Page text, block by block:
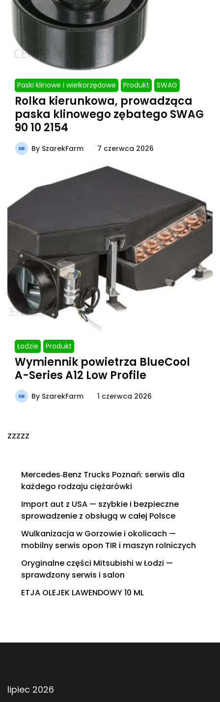
Paski klinowe i wielkorzędowe Produkt SWAG
Rolka kierunkowa, prowadząca
paska klinowego zębatego SWAG
90 10 2154
By SzarekFarm 7 czerwca 2026
Łodzie Produkt
Wymiennik powietrza BlueCool
A-Series A12 Low Profile
By SzarekFarm 1 czerwca 2026
zzzzz
Mercedes‑Benz Trucks Poznań: serwis dla
każdego rodzaju ciężarówki
Import aut z USA — szybkie i bezpieczne
sprowadzenie z obsługą w całej Polsce
Wulkanizacja w Gorzowie i okolicach —
mobilny serwis opon TIR i maszyn rolniczych
Oryginalne części Mitsubishi w Łodzi —
sprawdzony serwis i salon
ETJA OLEJEK LAWENDOWY 10 ML
lipiec 2026